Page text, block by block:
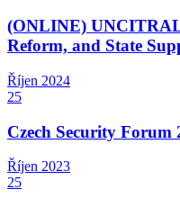
(ONLINE)
Reform, and State
Říjen 2024
25
Czech Security Forum
Říjen 2023
25